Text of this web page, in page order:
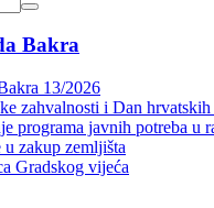
Bakra
13/2026
zahvalnosti i Dan
programa javnih potreba
u zakup zemljišta
Gradskog vijeća